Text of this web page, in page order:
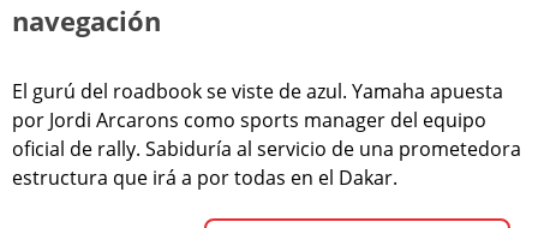
navegación
El gurú del roadbook se viste de azul. Yamaha apuesta
por Jordi Arcarons como sports manager del equipo
oficial de rally. Sabiduría al servicio de una prometedora
estructura que irá a por todas en el Dakar.